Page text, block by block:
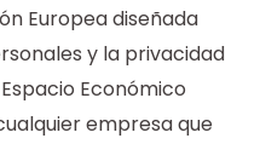
Europea diseñada
y la privacidad
Económico
empresa que